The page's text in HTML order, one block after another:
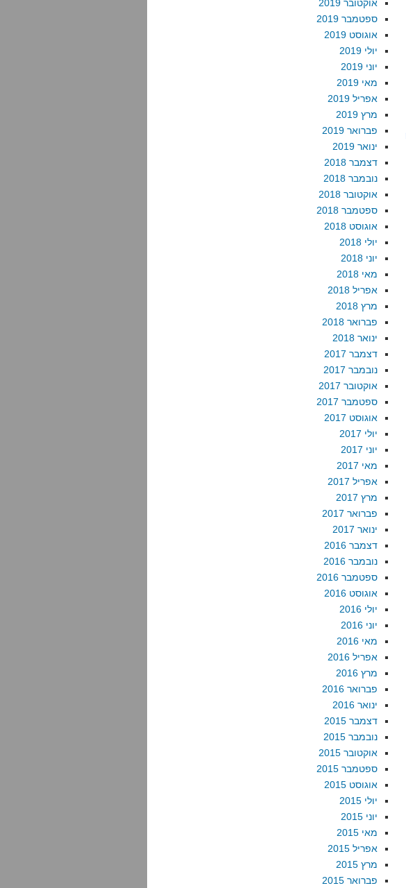
אוקטובר 2019
ספטמבר 2019
אוגוסט 2019
יולי 2019
יוני 2019
מאי 2019
אפריל 2019
מרץ 2019
פברואר 2019
ינואר 2019
דצמבר 2018
נובמבר 2018
אוקטובר 2018
ספטמבר 2018
אוגוסט 2018
יולי 2018
יוני 2018
מאי 2018
אפריל 2018
מרץ 2018
פברואר 2018
ינואר 2018
דצמבר 2017
נובמבר 2017
אוקטובר 2017
ספטמבר 2017
אוגוסט 2017
יולי 2017
יוני 2017
מאי 2017
אפריל 2017
מרץ 2017
פברואר 2017
ינואר 2017
דצמבר 2016
נובמבר 2016
ספטמבר 2016
אוגוסט 2016
יולי 2016
יוני 2016
מאי 2016
אפריל 2016
מרץ 2016
פברואר 2016
ינואר 2016
דצמבר 2015
נובמבר 2015
אוקטובר 2015
ספטמבר 2015
אוגוסט 2015
יולי 2015
יוני 2015
מאי 2015
אפריל 2015
מרץ 2015
פברואר 2015